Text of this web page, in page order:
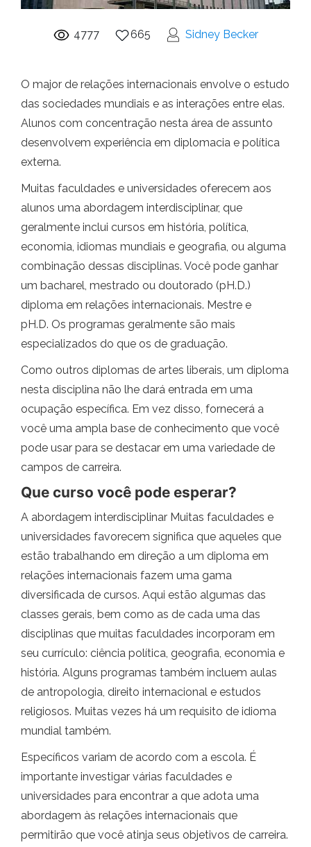
4777 665 Sidney Becker
O major de relações internacionais envolve o estudo
das sociedades mundiais e as interações entre elas.
Alunos com concentração nesta área de assunto
desenvolvem experiência em diplomacia e política
externa.
Muitas faculdades e universidades oferecem aos
alunos uma abordagem interdisciplinar, que
geralmente inclui cursos em história, política,
economia, idiomas mundiais e geografia, ou alguma
combinação dessas disciplinas. Você pode ganhar
um bacharel, mestrado ou doutorado (pH.D.)
diploma em relações internacionais. Mestre e
pH.D. Os programas geralmente são mais
especializados do que os de graduação.
Como outros diplomas de artes liberais, um diploma
nesta disciplina não lhe dará entrada em uma
ocupação específica. Em vez disso, fornecerá a
você uma ampla base de conhecimento que você
pode usar para se destacar em uma variedade de
campos de carreira.
Que curso você pode esperar?
A abordagem interdisciplinar Muitas faculdades e
universidades favorecem significa que aqueles que
estão trabalhando em direção a um diploma em
relações internacionais fazem uma gama
diversificada de cursos. Aqui estão algumas das
classes gerais, bem como as de cada uma das
disciplinas que muitas faculdades incorporam em
seu currículo: ciência política, geografia, economia e
história. Alguns programas também incluem aulas
de antropologia, direito internacional e estudos
religiosos. Muitas vezes há um requisito de idioma
mundial também.
Específicos variam de acordo com a escola. É
importante investigar várias faculdades e
universidades para encontrar a que adota uma
abordagem às relações internacionais que
permitirão que você atinja seus objetivos de carreira.